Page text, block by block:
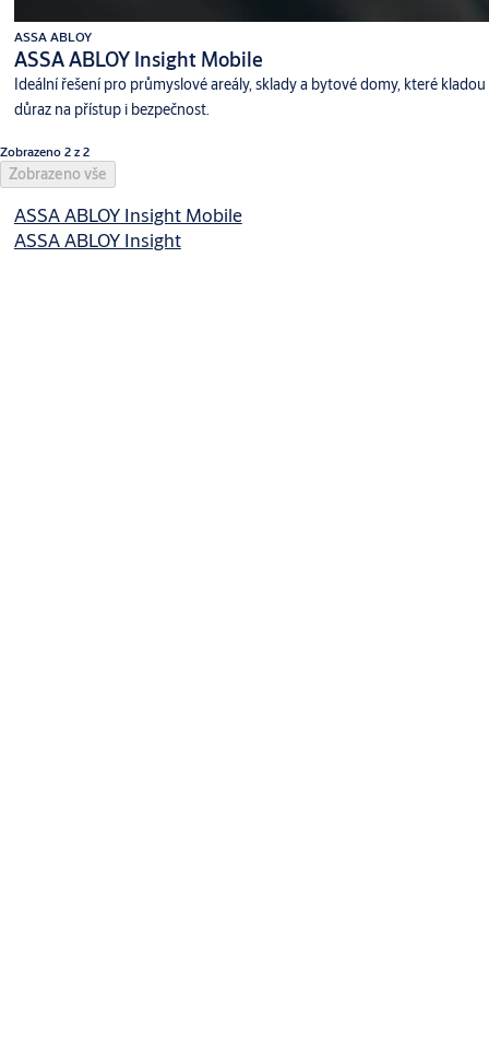
ASSA ABLOY
ASSA ABLOY Insight Mobile
Ideální řešení pro průmyslové areály, sklady a bytové domy, které kladou
důraz na přístup i bezpečnost.
Zobrazeno 2 z 2
Zobrazeno vše
ASSA ABLOY Insight Mobile
ASSA ABLOY Insight